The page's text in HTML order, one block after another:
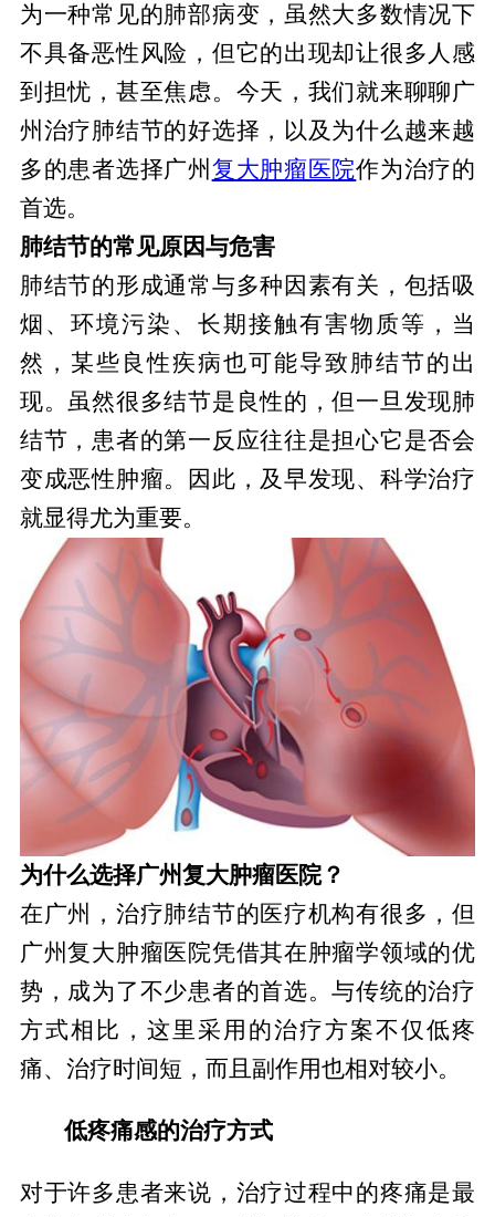
为一种常见的肺部病变，虽然大多数情况下
不具备恶性风险，但它的出现却让很多人感
到担忧，甚至焦虑。今天，我们就来聊聊广
州治疗肺结节的好选择，以及为什么越来越
多的患者选择广州 复大肿瘤医院作为治疗的
首选。
肺结节的常见原因与危害
肺结节的形成通常与多种因素有关，包括吸
烟、环境污染、长期接触有害物质等，当
然，某些良性疾病也可能导致肺结节的出
现。虽然很多结节是良性的，但一旦发现肺
结节，患者的第一反应往往是担心它是否会
变成恶性肿瘤。因此，及早发现、科学治疗
就显得尤为重要。
为什么选择广州复大肿瘤医院？
在广州，治疗肺结节的医疗机构有很多，但
广州复大肿瘤医院凭借其在肿瘤学领域的优
势，成为了不少患者的首选。与传统的治疗
方式相比，这里采用的治疗方案不仅低疼
痛、治疗时间短，而且副作用也相对较小。
低疼痛感的治疗方式
对于许多患者来说，治疗过程中的疼痛是最